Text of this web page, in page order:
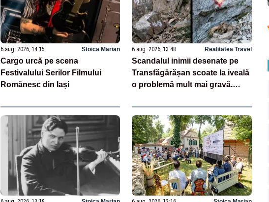
6 aug. 2026, 14:15 Stoica Marian
Cargo urcă pe scena
Festivalului Serilor Filmului
Românesc din Iași
6 aug. 2026, 13:48 Realitatea Travel
Scandalul inimii desenate pe
Transfăgărășan scoate la iveală
o problemă mult mai gravă.
izolat”